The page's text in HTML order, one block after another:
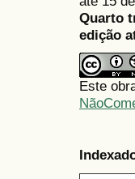
Quarto
edição
Este